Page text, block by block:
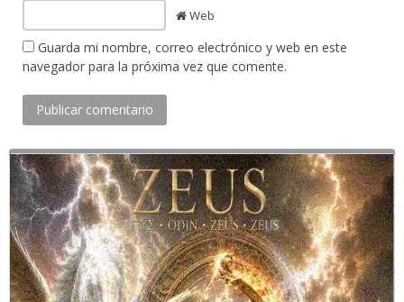
Web
Guarda mi nombre, correo electrónico y web en este
navegador para la próxima vez que comente.